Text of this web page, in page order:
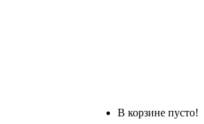
В корзине пусто!